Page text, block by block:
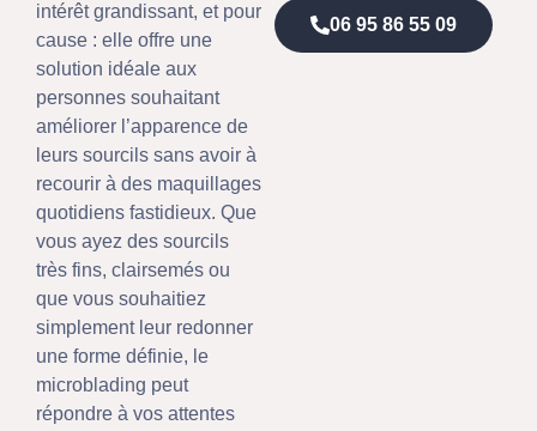
intérêt grandissant, et pour
cause : elle offre une
solution idéale aux
personnes souhaitant
améliorer l’apparence de
leurs sourcils sans avoir à
recourir à des maquillages
quotidiens fastidieux. Que
vous ayez des sourcils
très fins, clairsemés ou
que vous souhaitiez
simplement leur redonner
une forme définie, le
microblading peut
répondre à vos attentes
06 95 86 55 09